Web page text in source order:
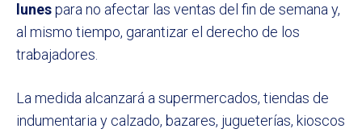
lunespara no afectar las ventas del fin de semana y,
al mismo tiempo, garantizar el derecho de los
trabajadores.
La medida alcanzará a supermercados, tiendas de
indumentaria y calzado, bazares, jugueterías, kioscos